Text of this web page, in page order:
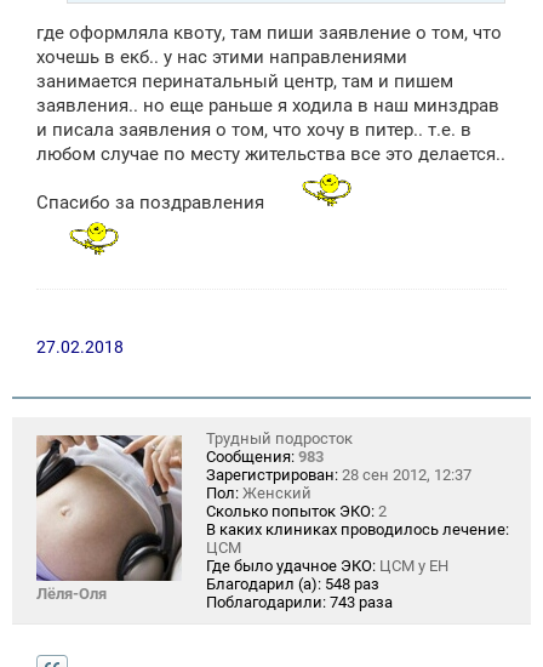
где оформляла квоту, там пиши заявление о том, что
хочешь в екб.. у нас этими направлениями
занимается перинатальный центр, там и пишем
заявления.. но еще раньше я ходила в наш минздрав
и писала заявления о том, что хочу в питер.. т.е. в
любом случае по месту жительства все это делается..
Спасибо за поздравления
27.02.2018
Лёля-Оля
Трудный подросток
Сообщения: 983
Зарегистрирован: 28 сен 2012, 12:37
Пол: Женский
Сколько попыток ЭКО: 2
В каких клиниках проводилось лечение:
ЦСМ
Где было удачное ЭКО: ЦСМ у ЕН
Благодарил (а): 548 раз
Поблагодарили: 743 раза